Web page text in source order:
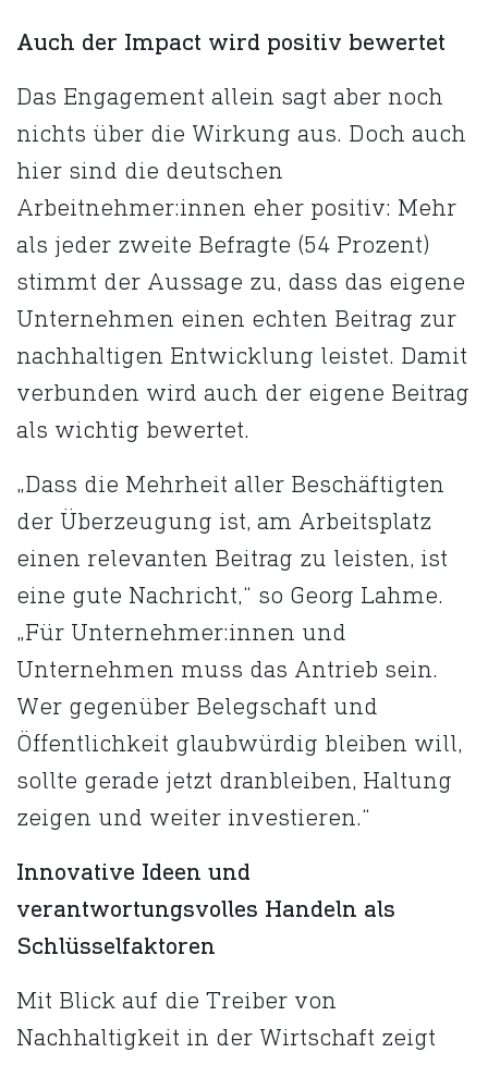
Auch der Impact wird positiv bewertet
Das Engagement allein sagt aber noch
nichts über die Wirkung aus. Doch auch
hier sind die deutschen
Arbeitnehmer:innen eher positiv: Mehr
als jeder zweite Befragte (54 Prozent)
stimmt der Aussage zu, dass das eigene
Unternehmen einen echten Beitrag zur
nachhaltigen Entwicklung leistet. Damit
verbunden wird auch der eigene Beitrag
als wichtig bewertet.
„Dass die Mehrheit aller Beschäftigten
der Überzeugung ist, am Arbeitsplatz
einen relevanten Beitrag zu leisten, ist
eine gute Nachricht,“ so Georg Lahme.
„Für Unternehmer:innen und
Unternehmen muss das Antrieb sein.
Wer gegenüber Belegschaft und
Öffentlichkeit glaubwürdig bleiben will,
sollte gerade jetzt dranbleiben, Haltung
zeigen und weiter investieren.“
Innovative Ideen und
verantwortungsvolles Handeln als
Schlüsselfaktoren
Mit Blick auf die Treiber von
Nachhaltigkeit in der Wirtschaft zeigt